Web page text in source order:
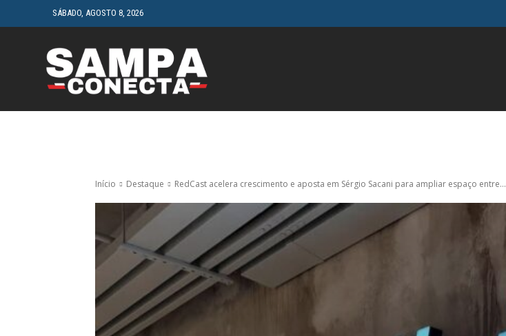
SÁBADO, AGOSTO 8, 2026
Início Destaque RedCast acelera crescimento e aposta em Sérgio Sacani para ampliar espaço entre...